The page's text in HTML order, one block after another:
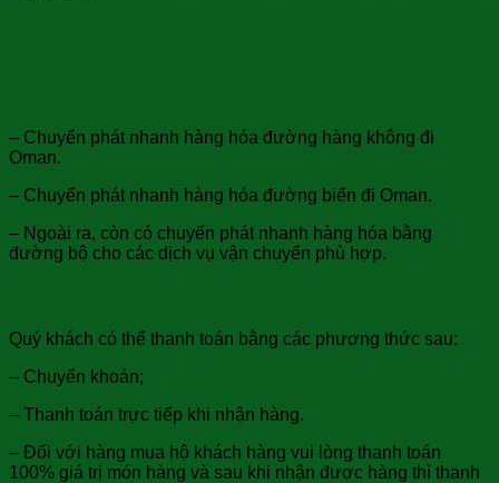
– Chuyển phát nhanh hàng hóa đường hàng không đi
Oman.
– Chuyển phát nhanh hàng hóa đường biển đi Oman.
– Ngoài ra, còn có chuyển phát nhanh hàng hóa bằng
đường bộ cho các dịch vụ vận chuyển phù hợp.
Quý khách có thể thanh toán bằng các phương thức sau:
– Chuyển khoản;
– Thanh toán trực tiếp khi nhận hàng.
– Đối với hàng mua hộ khách hàng vui lòng thanh toán
100% giá trị món hàng và sau khi nhận được hàng thì thanh